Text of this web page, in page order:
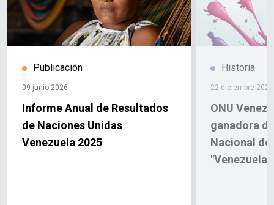
Publicación
09 junio 2026
Informe Anual de Resultados
de Naciones Unidas
Venezuela 2025
Historia
22 diciembre 2025
ONU
ganadora
Nacional de
"Venezuela